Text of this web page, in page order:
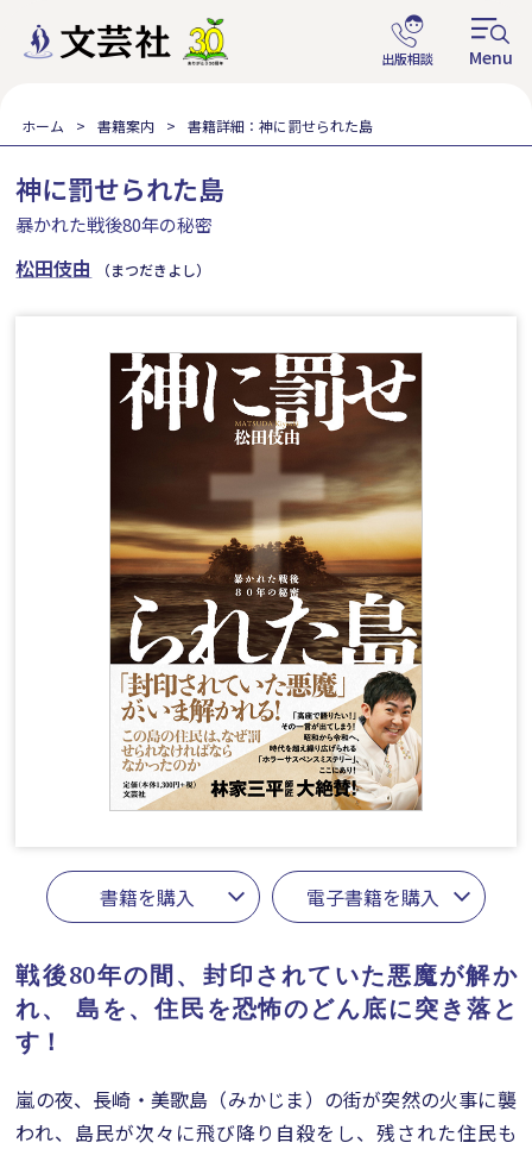
ホーム 書籍案内 書籍詳細：神に罰せられた島
神に罰せられた島
暴かれた戦後80年の秘密
松田伎由 （まつだきよし）
書籍を購入 電子書籍を購入
戦後80年の間、封印されていた悪魔が解か
れ、
島を、住民を恐怖のどん底に突き落と
す！
嵐の夜、長崎・美歌島（みかじま）の街が突然の火事に襲
われ、島民が次々に飛び降り自殺をし、残された住民も